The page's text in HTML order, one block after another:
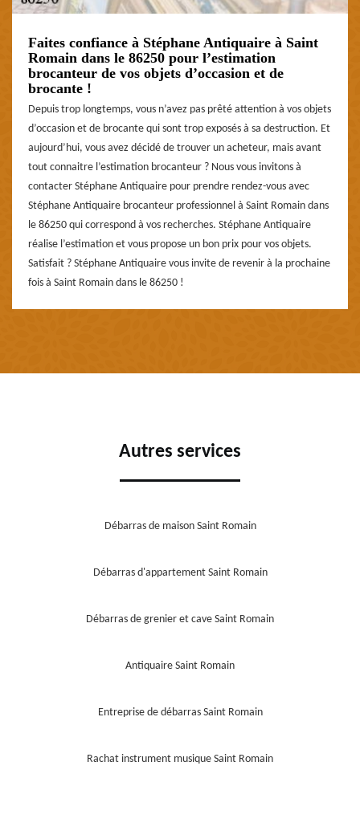
Faites confiance à Stéphane Antiquaire à Saint
Romain dans le 86250 pour l’estimation
brocanteur de vos objets d’occasion et de
brocante !
Depuis trop longtemps, vous n’avez pas prêté attention à vos objets
d’occasion et de brocante qui sont trop exposés à sa destruction. Et
aujourd’hui, vous avez décidé de trouver un acheteur, mais avant
tout connaitre l’estimation brocanteur ? Nous vous invitons à
contacter Stéphane Antiquaire pour prendre rendez-vous avec
Stéphane Antiquaire brocanteur professionnel à Saint Romain dans
le 86250 qui correspond à vos recherches. Stéphane Antiquaire
réalise l’estimation et vous propose un bon prix pour vos objets.
Satisfait ? Stéphane Antiquaire vous invite de revenir à la prochaine
fois à Saint Romain dans le 86250 !
Autres services
Débarras de maison Saint Romain
Débarras d'appartement Saint Romain
Débarras de grenier et cave Saint Romain
Antiquaire Saint Romain
Entreprise de débarras Saint Romain
Rachat instrument musique Saint Romain